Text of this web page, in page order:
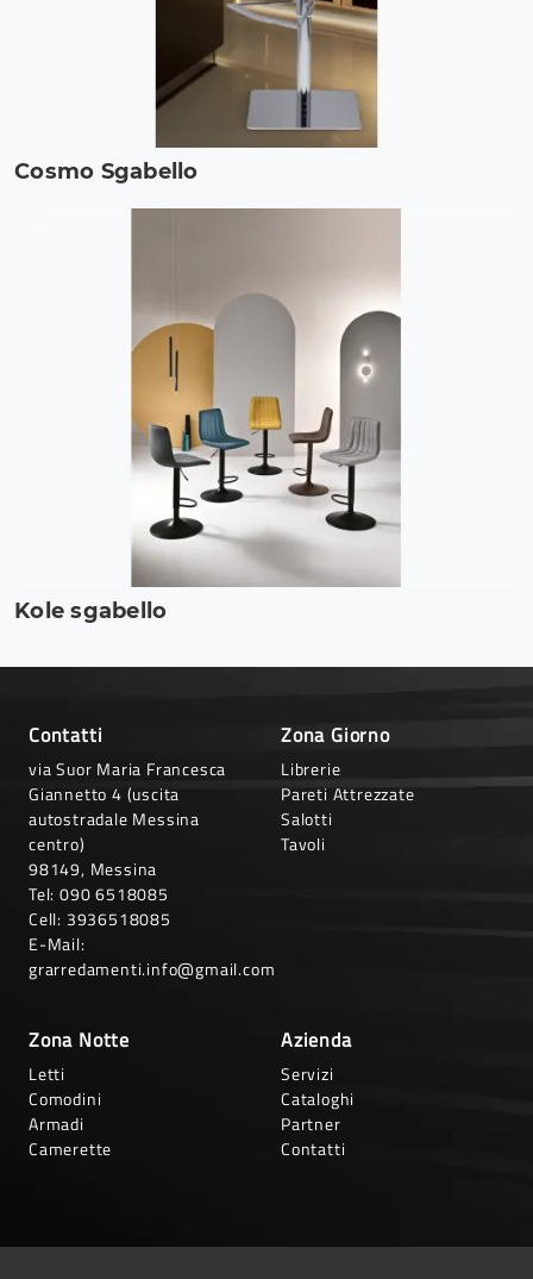
Cosmo Sgabello
Kole sgabello
Contatti
via Suor Maria Francesca
Giannetto 4 (uscita
autostradale Messina
centro)
98149, Messina
Tel: 090 6518085
Cell: 3936518085
E-Mail:
grarredamenti.info@gmail.com
Zona Giorno
Librerie
Pareti Attrezzate
Salotti
Tavoli
Zona Notte
Letti
Comodini
Armadi
Camerette
Azienda
Servizi
Cataloghi
Partner
Contatti